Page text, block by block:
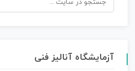
برای:
آزمایشگاه آنالیز فنی